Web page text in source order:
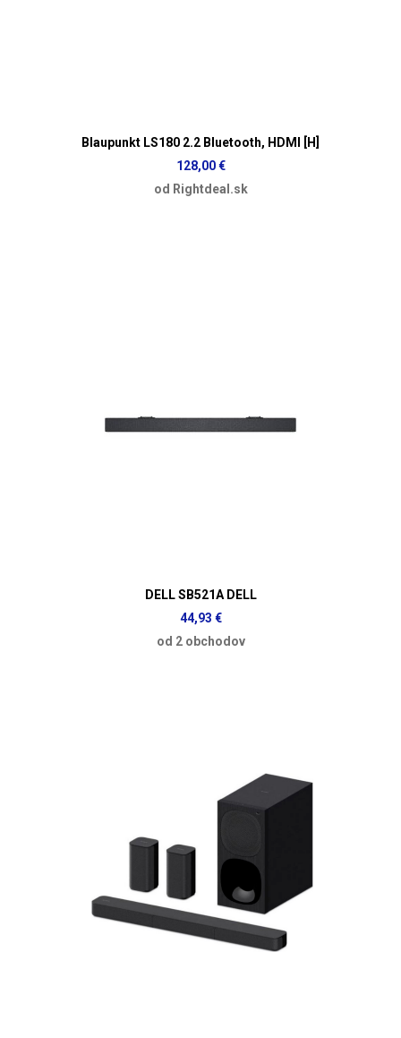
Blaupunkt LS180 2.2 Bluetooth, HDMI [H]
128,00 €
od Rightdeal.sk
DELL SB521A DELL
44,93 €
od 2 obchodov